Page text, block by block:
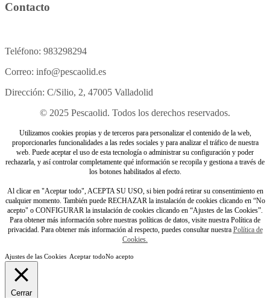
Contacto
Teléfono: 983298294
Correo: info@pescaolid.es
Dirección: C/Silio, 2, 47005 Valladolid
© 2025 Pescaolid. Todos los derechos reservados.
Utilizamos cookies propias y de terceros para personalizar el contenido de la web,
proporcionarles funcionalidades a las redes sociales y para analizar el tráfico de nuestra
web. Puede aceptar el uso de esta tecnología o administrar su configuración y poder
rechazarla, y así controlar completamente qué información se recopila y gestiona a través de
los botones habilitados al efecto.
Al clicar en "Aceptar todo", ACEPTA SU USO, si bien podrá retirar su consentimiento en
cualquier momento. También puede RECHAZAR la instalación de cookies clicando en “No
acepto" o CONFIGURAR la instalación de cookies clicando en “Ajustes de las Cookies”.
Para obtener más información sobre nuestras políticas de datos, visite nuestra Política de
privacidad. Para obtener más información al respecto, puedes consultar nuestra Política de
Cookies.
Ajustes de las Cookies Aceptar todoNo acepto
Cerrar